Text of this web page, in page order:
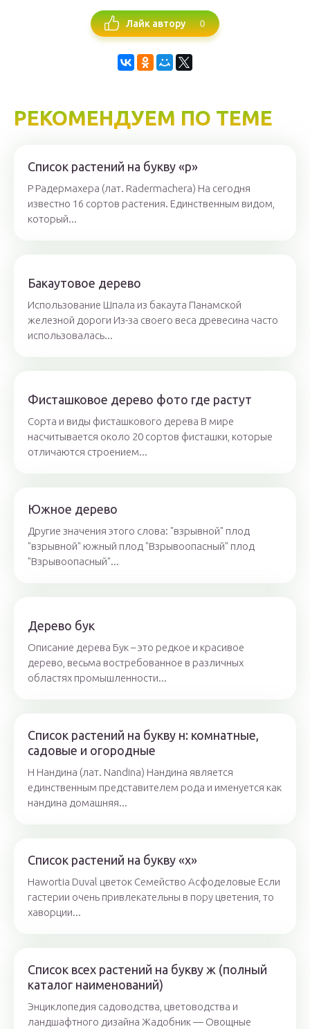
Лайк автору 0
РЕКОМЕНДУЕМ ПО ТЕМЕ
Список растений на букву «р»
Р Радермахера (лат. Radermachera) На сегодня
известно 16 сортов растения. Единственным видом,
который...
Бакаутовое дерево
Использование Шпала из бакаута Панамской
железной дороги Из-за своего веса древесина часто
использовалась...
Фисташковое дерево фото где растут
Сорта и виды фисташкового дерева В мире
насчитывается около 20 сортов фисташки, которые
отличаются строением...
Южное дерево
Другие значения этого слова: "взрывной" плод
"взрывной" южный плод "Взрывоопасный" плод
"Взрывоопасный"...
Дерево бук
Описание дерева Бук – это редкое и красивое
дерево, весьма востребованное в различных
областях промышленности...
Список растений на букву н: комнатные,
садовые и огородные
Н Нандина (лат. Nandina) Нандина является
единственным представителем рода и именуется как
нандина домашняя...
Список растений на букву «х»
Hawortia Duval цветок Семейство Асфоделовые Если
гастерии очень привлекательны в пору цветения, то
хаворции...
Список всех растений на букву ж (полный
каталог наименований)
Энциклопедия садоводства, цветоводства и
ландшафтного дизайна Жадобник — Овощные